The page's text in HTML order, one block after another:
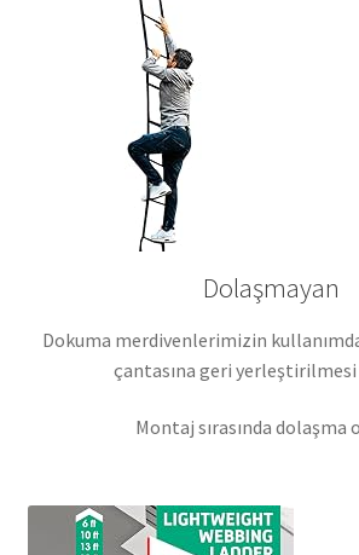
Dolaşmayan
Dokuma merdivenlerimizin
çantasına geri yerleştirilmesi
Montaj sırasında dolaşma